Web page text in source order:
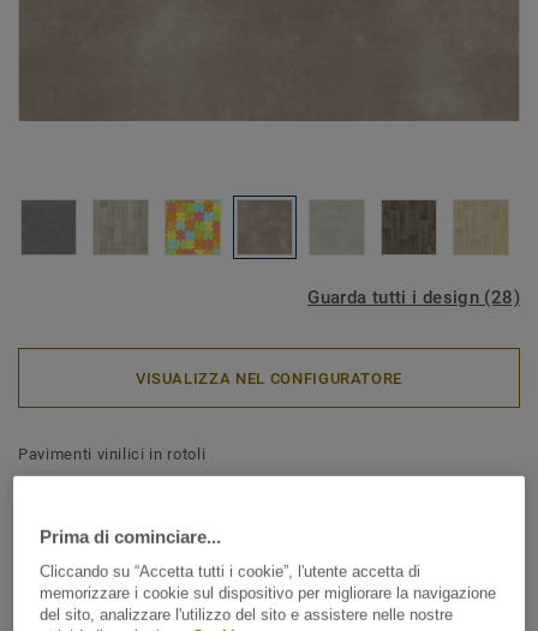
Guarda tutti i design (28)
VISUALIZZA NEL CONFIGURATORE
Pavimenti vinilici in rotoli
GREGE
Disponibile in un ampio range di design e colori, ICONIK
300 è la perfetta combinazione tra affidabilità, estetica e
Prima di cominciare...
Cliccando su “Accetta tutti i cookie”, l'utente accetta di
memorizzare i cookie sul dispositivo per migliorare la navigazione
del sito, analizzare l'utilizzo del sito e assistere nelle nostre